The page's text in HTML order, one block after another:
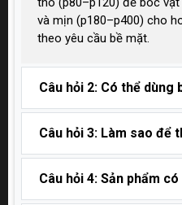
và mịn (p180–p400) cho
theo yêu cầu bề mặt.
Câu hỏi 2: Có thể
Câu hỏi 3: Làm sao để
Câu hỏi 4: Sản phẩm